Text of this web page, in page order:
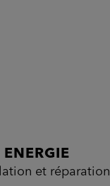
ENERGIE
et réparation